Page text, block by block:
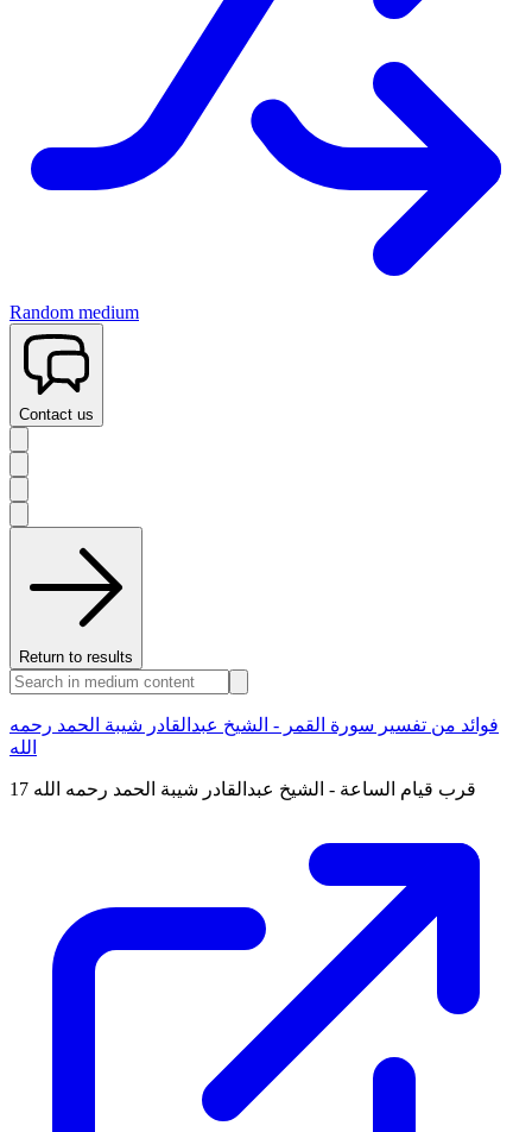
Random medium
Contact us
Return to results
فوائد من تفسير سورة القمر - الشيخ عبدالقادر شيبة الحمد رحمه
الله
17 قرب قيام الساعة - الشيخ عبدالقادر شيبة الحمد رحمه الله